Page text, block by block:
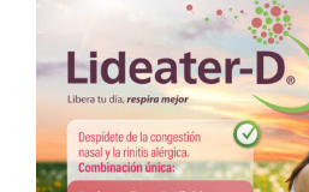
Registro